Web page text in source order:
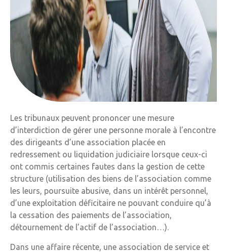
Les tribunaux peuvent prononcer une mesure
d’interdiction de gérer une personne morale à l’encontre
des dirigeants d’une association placée en
redressement ou liquidation judiciaire lorsque ceux-ci
ont commis certaines fautes dans la gestion de cette
structure (utilisation des biens de l’association comme
les leurs, poursuite abusive, dans un intérêt personnel,
d’une exploitation déficitaire ne pouvant conduire qu’à
la cessation des paiements de l’association,
détournement de l’actif de l’association…).
Dans une affaire récente, une association de service et